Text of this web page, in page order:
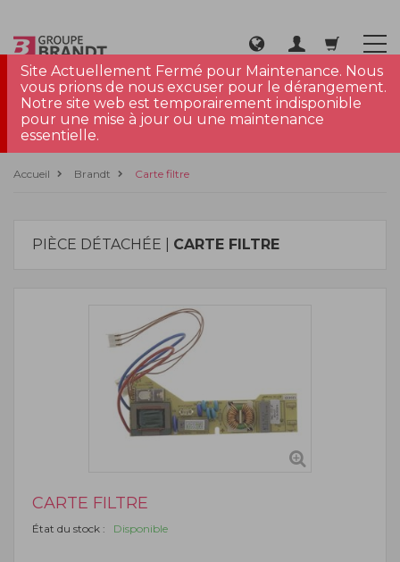
Site Actuellement Fermé pour Maintenance. Nous
vous prions de nous excuser pour le dérangement.
Notre site web est temporairement indisponible
pour une mise à jour ou une maintenance
essentielle.
Accueil Brandt Carte filtre
PIÈCE DÉTACHÉE | CARTE FILTRE
CARTE FILTRE
État du stock : Disponible